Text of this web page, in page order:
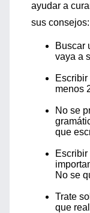
ayudar a
sus consejos:
Buscar
vaya a
Escribir
menos
No se
que
No se
Trate
que